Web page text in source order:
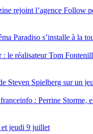
rejoint l’agence Follow
Paradiso s’installe à la
: le réalisateur Tom
Steven Spielberg sur un
: Perrine Storme,
et jeudi 9 juillet